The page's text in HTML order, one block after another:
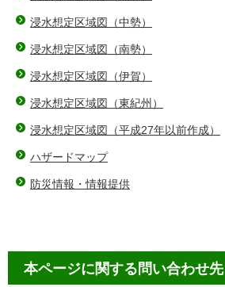
浸水想定区域図（中勢）
浸水想定区域図（南勢）
浸水想定区域図（伊賀）
浸水想定区域図（東紀州）
浸水想定区域図（平成27年以前作成）
ハザードマップ
防災情報・情報提供
本ページに関する問い合わせ先